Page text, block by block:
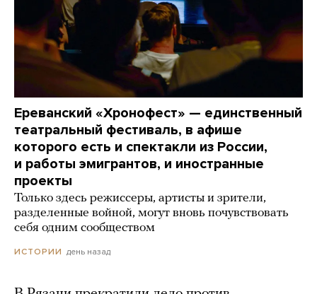
Ереванский «Хронофест» — единственный
театральный фестиваль, в афише
которого есть и спектакли из России,
и работы эмигрантов, и иностранные
проекты
Только здесь режиссеры, артисты и зрители,
разделенные войной, могут вновь почувствовать
себя одним сообществом
ИСТОРИИ день назад